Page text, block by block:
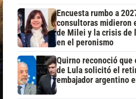
Encuesta rumbo a
consultoras midieron
de Milei y la crisis de
en el peronismo
Quirno reconoció que
de Lula solicitó el
embajador argentino